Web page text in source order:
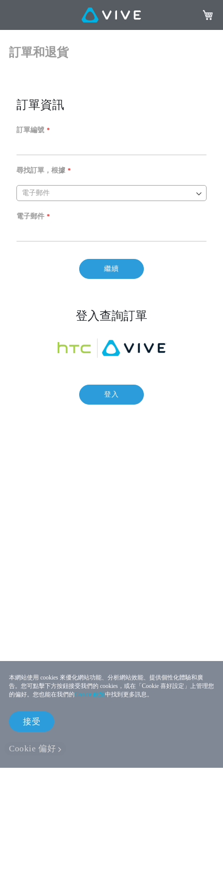
我的
訂單和退貨
訂單資訊
訂單編號
尋找訂單，根據
電子郵件
繼續
登入查詢訂單
登入
本網站使用 cookies 來優化網站功能、分析網站效能、提供個性化體驗和廣
告。您可點擊下方按鈕接受我們的 cookies，或在「Cookie 喜好設定」上管理您
的偏好。您也能在我們的Cookie 政策中找到更多訊息。
接受
Cookie 偏好